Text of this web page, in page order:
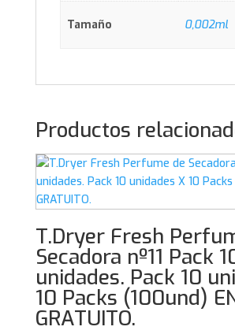
Tamaño 0,002ml
Productos
T.Dryer Fresh
Secadora nº11 Pack
unidades. Pack 10
10 Packs (100und)
GRATUITO.